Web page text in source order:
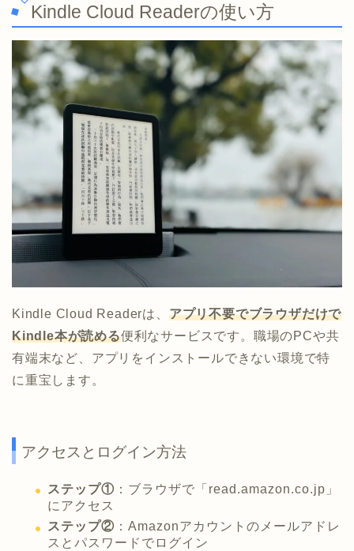
Kindle Cloud Readerの使い方
Kindle Cloud Readerは、 アプリ不要でブラウザだけで
Kindle本が読める便利なサービスです。職場のPCや共
有端末など、アプリをインストールできない環境で特
に重宝します。
アクセスとログイン方法
ステップ① ：ブラウザで「read.amazon.co.jp」
にアクセス
ステップ② ：Amazonアカウントのメールアドレ
スとパスワードでログイン